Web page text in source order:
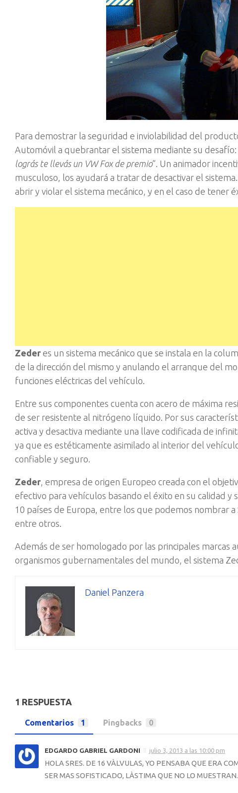
Para demostrar la seguridad e inviolabilidad del
Automóvil a quebrantar el sistema mediante su desafío:
lográs te llevás un VW Fox de premio”. Un animador
musculoso, los ayudará a tratar de desactivar el
abrir y violar el sistema mecánico, y en el caso de tener
Zeder es un sistema mecánico que se instala en la
de la dirección del mismo y anulando el arranque del
funciones eléctricas del vehículo.
Entre sus componentes cuenta con acero de máxima
de ser resistente al nitrógeno líquido. Por sus
activa y desactiva mediante una llave codificada de
ya que es estéticamente asimilado al interior del
confiable y seguro.
Zeder, empresa de origen Europeo creada con el
efectivo para vehículos basando el éxito en su calidad
10 países de Europa, entre los que podemos nombrar a
entre otros.
Además de ser homologado por las principales
organismos gubernamentales del mundo, el sistema
Daniel Panzera
1 RESPUESTA
Comentarios 1 Pingbacks 0
EDGARDO GABRIEL GARDONI julio 3, 2013 a las 10:00 pm
HOLA SRES. DE 16 VÀLVULAS, YO PENSABA QUE ERA
SER MAS SOFISTICADO, LÀSTIMA QUE NO LO